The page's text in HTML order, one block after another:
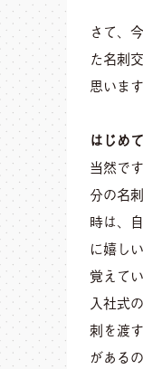
さて、
た名刺
思います
はじめ
当然で
分の名
時は、
に嬉し
覚えて
入社式
刺を渡
がある